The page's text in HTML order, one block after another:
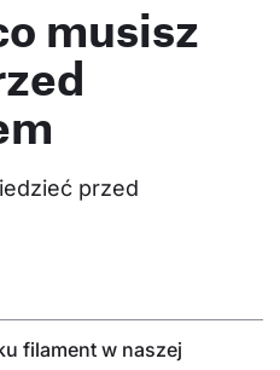
musisz
przed
filament w naszej